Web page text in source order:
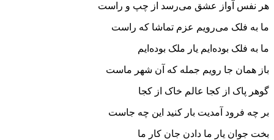
هر نفس آواز عشق می‌رسد از چپ و راست
ما به فلک می‌رویم عزم تماشا که راست
ما به فلک بوده‌ایم یار ملک بوده‌ایم
باز همان جا رویم جمله که آن شهر ماست
گوهر پاک از کجا عالم خاک از کجا
بر چه فرود آمدیت بار کنید این چه جاست
بخت جوان یار ما دادن جان کار ما